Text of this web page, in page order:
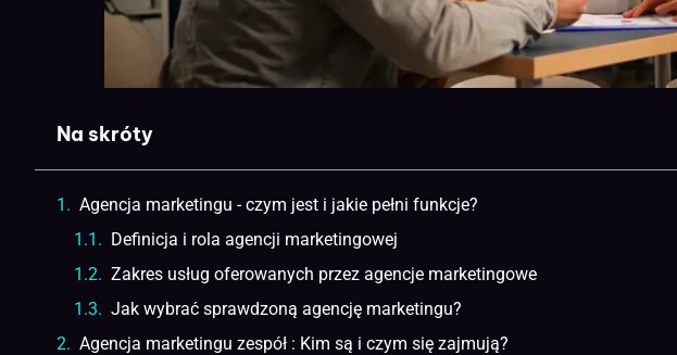
Na skróty
Agencja marketingu - czym jest i jakie pełni funkcje?
Definicja i rola agencji marketingowej
Zakres usług oferowanych przez agencje marketingowe
Jak wybrać sprawdzoną agencję marketingu?
Agencja marketingu zespół : Kim są i czym się zajmują?